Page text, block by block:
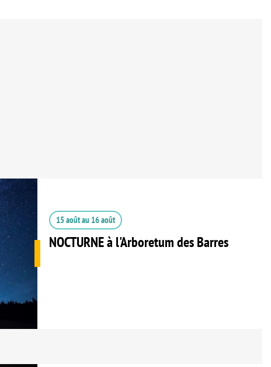
15 aoûtau 16 août
NOCTURNE à l'Arboretum des Barres